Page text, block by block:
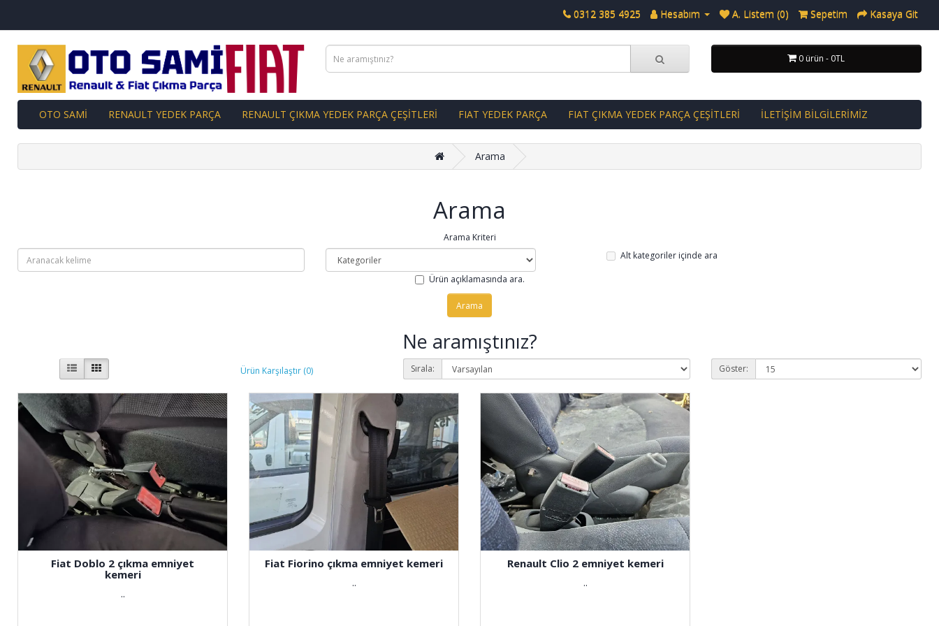
0312 385 4925 Hesabım A. Listem (0) Sepetim Kasaya Git
0 ürün - 0TL
OTO SAMİ RENAULT YEDEK PARÇA RENAULT ÇIKMA YEDEK PARÇA ÇEŞİTLERİ FIAT YEDEK PARÇA FIAT ÇIKMA YEDEK PARÇA ÇEŞİTLERİ İLETİŞİM BİLGİLERİMİZ
Arama
Arama
Arama Kriteri
Alt kategoriler içinde ara
Ürün açıklamasında ara.
Ne aramıştınız?
Ürün Karşılaştır (0) Sırala: Göster:
Fiat Doblo 2 çıkma emniyet
kemeri
..
Fiat Fiorino çıkma emniyet kemeri
..
Renault Clio 2 emniyet kemeri
..